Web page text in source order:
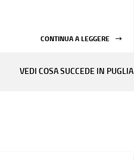
CONTINUA A LEGGERE
VEDI COSA SUCCEDE IN PUGLIA